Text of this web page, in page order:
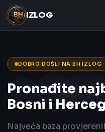
IZLOG
DOBRO DOŠLI NA BH IZLOG
Pronađite
Bosni i
Najveća baza